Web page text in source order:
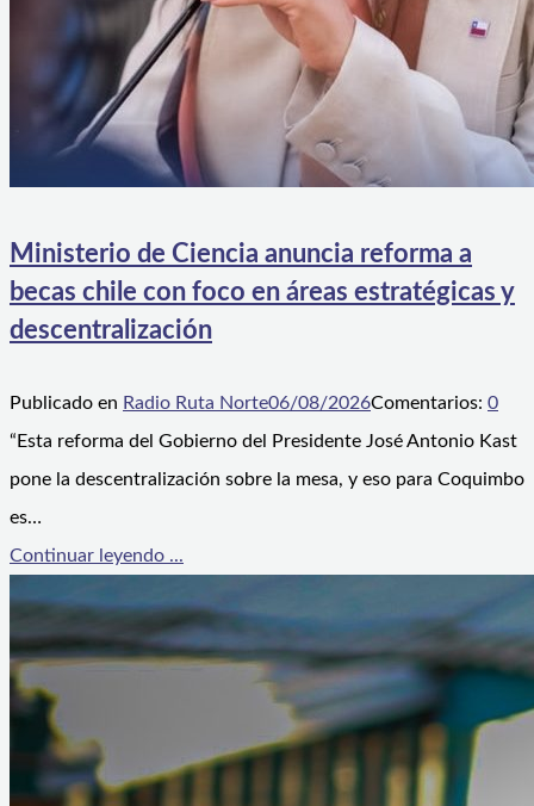
Ministerio de Ciencia anuncia reforma a
becas chile con foco en áreas estratégicas y
descentralización
Publicado en Radio Ruta Norte06/08/2026Comentarios: 0
“Esta reforma del Gobierno del Presidente José Antonio Kast
pone la descentralización sobre la mesa, y eso para Coquimbo
es…
Continuar leyendo ...